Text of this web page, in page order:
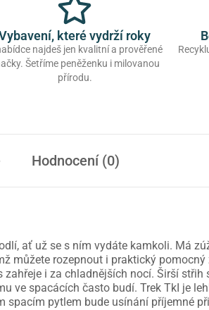
které vydrží roky
najdeš jen kvalitní a prověřené
Šetříme peněženku i milovanou
přírodu.
Hodnocení (0)
ať už se s ním vydáte kamkoli. Má
můžete rozepnout i praktický
i za chladnějších nocí. Širší
ve spacácích často budí. Trek TkI je
pytlem bude usínání příjemné